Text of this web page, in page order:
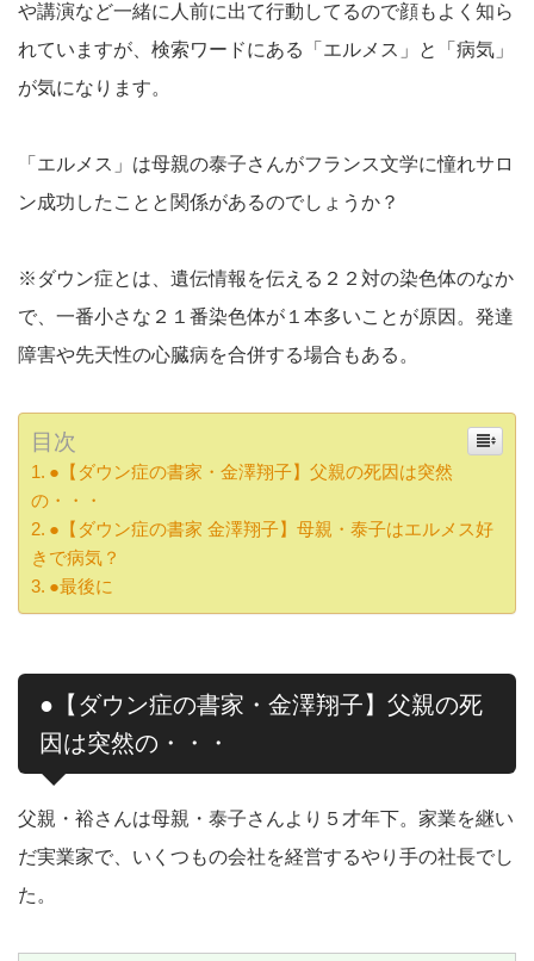
や講演など一緒に人前に出て行動してるので顔もよく知ら
れていますが、検索ワードにある「エルメス」と「病気」
が気になります。
「エルメス」は母親の泰子さんがフランス文学に憧れサロ
ン成功したことと関係があるのでしょうか？
※ダウン症とは、遺伝情報を伝える２２対の染色体のなか
で、一番小さな２１番染色体が１本多いことが原因。発達
障害や先天性の心臓病を合併する場合もある。
目次
●【ダウン症の書家・金澤翔子】父親の死因は突然
の・・・
●【ダウン症の書家 金澤翔子】母親・泰子はエルメス好
きで病気？
●最後に
●【ダウン症の書家・金澤翔子】父親の死
因は突然の・・・
父親・裕さんは母親・泰子さんより５才年下。家業を継い
だ実業家で、いくつもの会社を経営するやり手の社長でし
た。